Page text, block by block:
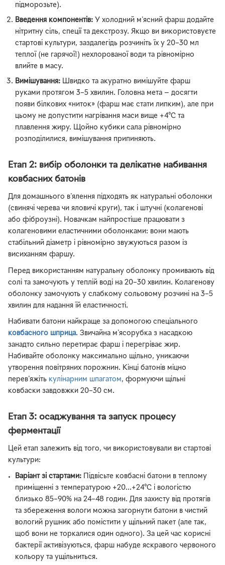
підморозьте).
Введення компонентів: У холодний м'ясний фарш додайте
нітритну сіль, спеції та декстрозу. Якщо ви використовуєте
стартові культури, заздалегідь розчиніть їх у 20–30 мл
теплої (не гарячої!) нехлорованої води та рівномірно
влийте в масу.
Вимішування: Швидко та акуратно вимішуйте фарш
руками протягом 3–5 хвилин. Головна мета — досягти
появи білкових «ниток» (фарш має стати липким), але при
цьому не допустити нагрівання маси вище +4°C та
плавлення жиру. Щойно кубики сала рівномірно
розподілилися, вимішування припиняють.
Етап 2: вибір оболонки та делікатне набивання
ковбасних батонів
Для домашнього в'ялення підходять як натуральні оболонки
(свинячі черева чи яловичі круги), так і штучні (колагенові
або фіброузні). Новачкам найпростіше працювати з
колагеновими еластичними оболонками: вони мають
стабільний діаметр і рівномірно звужуються разом із
висиханням фаршу.
Перед використанням натуральну оболонку промивають від
солі та замочують у теплій воді на 20–30 хвилин. Колагенову
оболонку замочують у слабкому сольовому розчині на 3–5
хвилин для надання їй еластичності.
Набивати батони найкраще за допомогою спеціального
ковбасного шприца. Звичайна м'ясорубка з насадкою
занадто сильно перетирає фарш і перегріває жир.
Набивайте оболонку максимально щільно, уникаючи
утворення повітряних порожнин. Кінці батонів міцно
перев'яжіть кулінарним шпагатом, формуючи щільні
ковбаски завдовжки 20–30 см.
Етап 3: осаджування та запуск процесу
ферментації
Цей етап залежить від того, чи використовували ви стартові
культури:
Варіант зі стартами: Підвісьте ковбасні батони в теплому
приміщенні з температурою +20...+24°C і вологістю
близько 85–90% на 24–48 годин. Для захисту від протягів
та збереження вологи можна загорнути батони в чистий
вологий рушник або помістити у щільний пакет (але так,
щоб вони не торкалися один одного). За цей час корисні
бактерії активізуються, фарш набуде яскравого червоного
кольору та ущільниться.